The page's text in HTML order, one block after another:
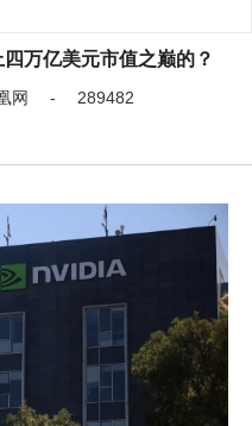
万亿美元市值之巅的？
凰网 - 289482